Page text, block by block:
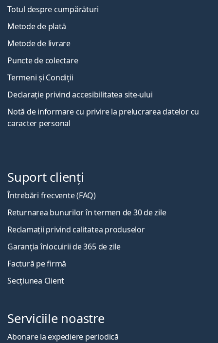
Totul despre cumpărături
Metode de plată
Metode de livrare
Puncte de colectare
Termeni și Condiții
Declarație privind accesibilitatea site-ului
Notă de informare cu privire la prelucrarea datelor cu
caracter personal
Suport clienți
Întrebări frecvente (FAQ)
Returnarea bunurilor în termen de 30 de zile
Reclamații privind calitatea produselor
Garanția înlocuirii de 365 de zile
Factură pe firmă
Secțiunea Client
Serviciile noastre
Abonare la expediere periodică